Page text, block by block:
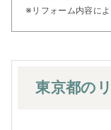
※リフォーム内容に
東京都の